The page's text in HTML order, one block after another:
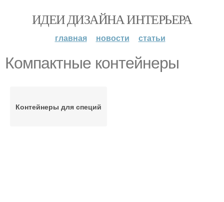
ИДЕИ ДИЗАЙНА ИНТЕРЬЕРА
главная новости статьи
Компактные контейнеры
Контейнеры для специй